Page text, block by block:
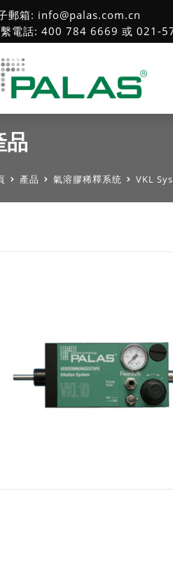
郵箱: info@palas.com.cn
電話: 400 784 6669 或 021-
品
產品 氣溶膠稀釋系统 VKL